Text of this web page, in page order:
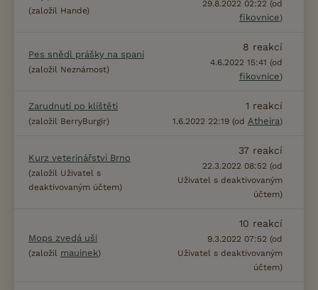
(založil Hande)
29.8.2022 02:22 (od
fikovnice)
Pes snědl prášky na spaní
(založil Neznámost)
8 reakcí
4.6.2022 15:41 (od
fikovnice)
Zarudnutí po klíštěti
(založil BerryBurgir)
1 reakcí
1.6.2022 22:19 (od Atheira)
Kurz veterinářství Brno
(založil Uživatel s
deaktivovaným účtem)
37 reakcí
22.3.2022 08:52 (od
Uživatel s deaktivovaným
účtem)
Mops zvedá uši
(založil mauinek)
10 reakcí
9.3.2022 07:52 (od
Uživatel s deaktivovaným
účtem)